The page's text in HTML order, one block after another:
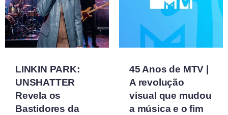
LINKIN PARK:
UNSHATTER
Revela os
Bastidores da
45 Anos de MTV |
A revolução
visual que mudou
a música e o fim